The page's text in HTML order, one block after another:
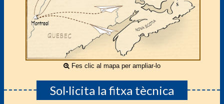
Fes clic al mapa per ampliar-lo
Sol·licita la fitxa tècnica